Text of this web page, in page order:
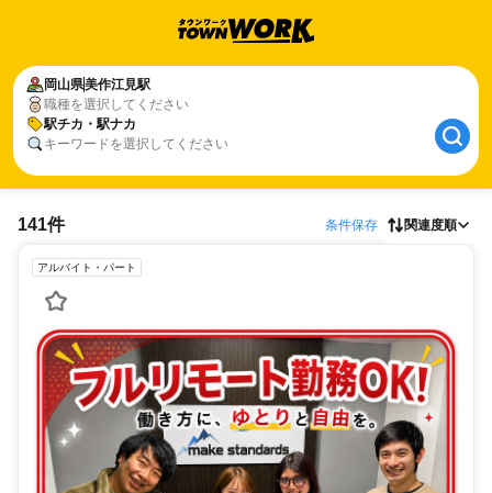
岡山県美作江見駅
職種を選択してください
駅チカ・駅ナカ
キーワードを選択してください
141件 条件保存 関連度順
アルバイト・パート